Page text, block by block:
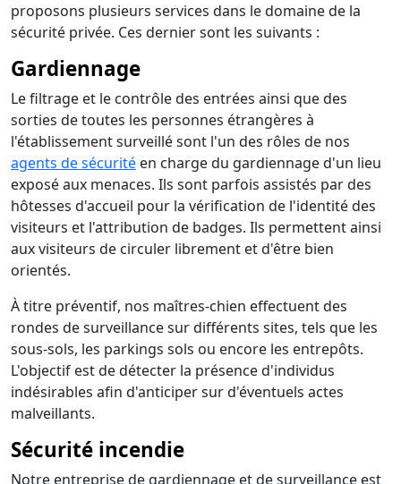
proposons plusieurs services dans le domaine de la
sécurité privée. Ces dernier sont les suivants :
Gardiennage
Le filtrage et le contrôle des entrées ainsi que des
sorties de toutes les personnes étrangères à
l'établissement surveillé sont l'un des rôles de nos
agents de sécurité en charge du gardiennage d'un lieu
exposé aux menaces. Ils sont parfois assistés par des
hôtesses d'accueil pour la vérification de l'identité des
visiteurs et l'attribution de badges. Ils permettent ainsi
aux visiteurs de circuler librement et d'être bien
orientés.
À titre préventif, nos maîtres-chien effectuent des
rondes de surveillance sur différents sites, tels que les
sous-sols, les parkings sols ou encore les entrepôts.
L'objectif est de détecter la présence d'individus
indésirables afin d'anticiper sur d'éventuels actes
malveillants.
Sécurité incendie
Notre entreprise de gardiennage et de surveillance est